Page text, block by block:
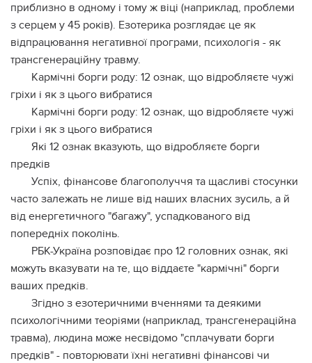
приблизно в одному і тому ж віці (наприклад, проблеми
з серцем у 45 років). Езотерика розглядає це як
відпрацювання негативної програми, психологія - як
трансгенераційну травму.
Кармічні борги роду: 12 ознак, що відробляєте чужі
гріхи і як з цього вибратися
Кармічні борги роду: 12 ознак, що відробляєте чужі
гріхи і як з цього вибратися
Які 12 ознак вказують, що відробляєте борги
предків
Успіх, фінансове благополуччя та щасливі стосунки
часто залежать не лише від наших власних зусиль, а й
від енергетичного "багажу", успадкованого від
попередніх поколінь.
РБК-Україна розповідає про 12 головних ознак, які
можуть вказувати на те, що віддаєте "кармічні" борги
ваших предків.
Згідно з езотеричними вченнями та деякими
психологічними теоріями (наприклад, трансгенераційна
травма), людина може несвідомо "сплачувати борги
предків" - повторювати їхні негативні фінансові чи